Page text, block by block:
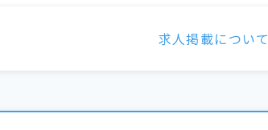
求人掲載について